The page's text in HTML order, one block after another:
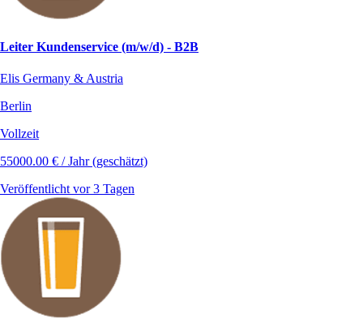
Leiter Kundenservice (m/w/d) - B2B
Elis Germany & Austria
Berlin
Vollzeit
55000.00 € / Jahr (geschätzt)
Veröffentlicht vor 3 Tagen